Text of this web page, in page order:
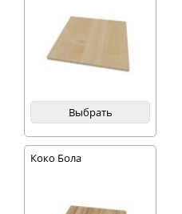
Выбрать
Коко Бола